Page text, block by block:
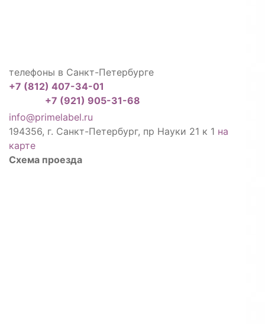
телефоны в Санкт-Петербурге
+7 (812) 407-34-01
+7 (921) 905-31-68
info@primelabel.ru
194356, г. Санкт-Петербург, пр Науки 21 к 1 на
карте
Схема проезда